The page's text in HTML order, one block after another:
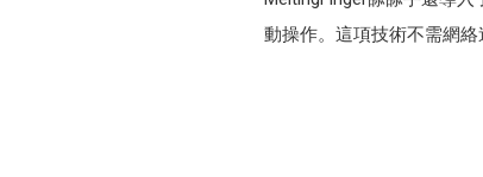
動操作。這項技術不需網